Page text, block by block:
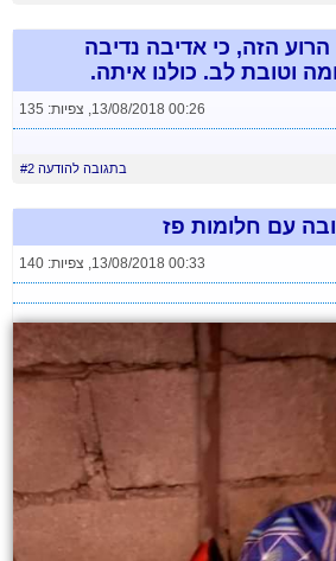
הזה, כי אדיבה נדיבה
וטובת לב. כולנו איתה.
13/08/2018 00:26 צפיות: 135
בתגובה להודעה #2
עם חלומות פז
13/08/2018 00:33 צפיות: 140